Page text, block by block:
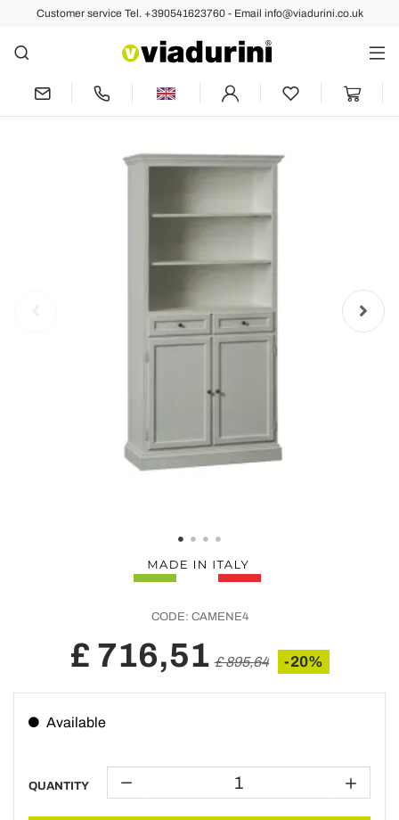
Customer service Tel. +390541623760 - Email info@viadurini.co.uk
Back Previous Next
Sideboard with 2 Doors, 2 Drawers and
2 Open Shelves Made in Italy - Camene
CODE: CAMENE4
£ 716,51 £ 895,64 -20%
Available
QUANTITY